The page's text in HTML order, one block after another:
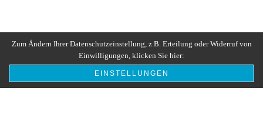
Zum Ändern Ihrer Datenschutzeinstellung, z.B. Erteilung oder Widerruf von
Einwilligungen, klicken Sie hier:
EINSTELLUNGEN